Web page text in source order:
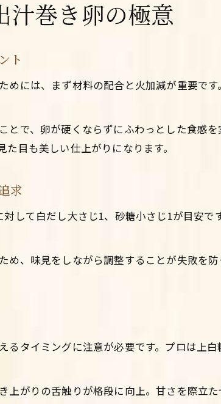
汁巻き卵の極意
ト
には、まず材料の配合と火加減が重要で
とで、卵が硬くならずにふわっとした食感
目も美しい仕上がりになります。
求
して白だし大さじ1、砂糖小さじ1が目安
め、味見をしながら調整することが失敗を
るタイミングに注意が必要です。プロは上
上がりの舌触りが格段に向上。甘さを際立